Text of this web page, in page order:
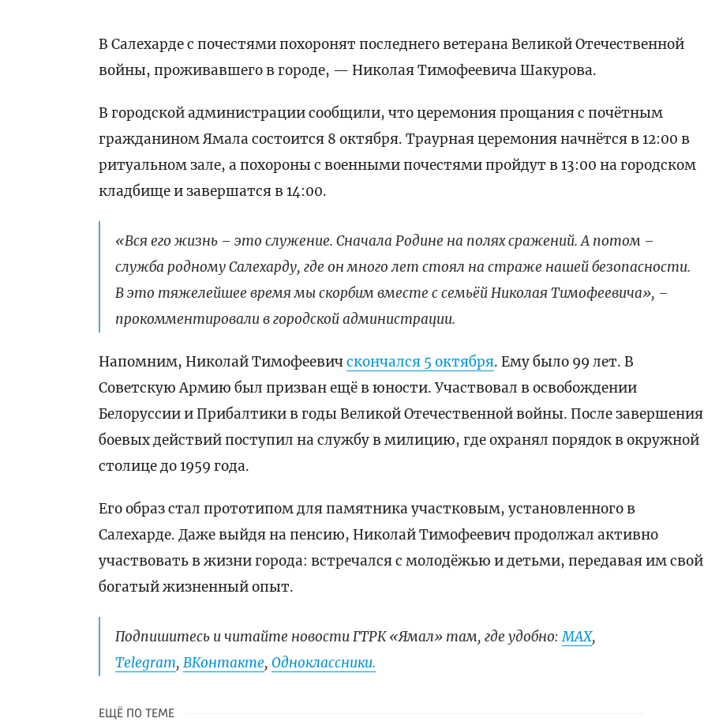
В Салехарде с почестями похоронят последнего ветерана Великой Отечественной
войны, проживавшего в городе, — Николая Тимофеевича Шакурова.
В городской администрации сообщили, что церемония прощания с почётным
гражданином Ямала состоится 8 октября. Траурная церемония начнётся в 12:00 в
ритуальном зале, а похороны с военными почестями пройдут в 13:00 на городском
кладбище и завершатся в 14:00.
«Вся его жизнь – это служение. Сначала Родине на полях сражений. А потом –
служба родному Салехарду, где он много лет стоял на страже нашей безопасности.
В это тяжелейшее время мы скорбим вместе с семьёй Николая Тимофеевича», –
прокомментировали в городской администрации.
Напомним, Николай Тимофеевичскончался 5 октября. Ему было 99 лет. В
Советскую Армию был призван ещё в юности. Участвовал в освобождении
Белоруссии и Прибалтики в годы Великой Отечественной войны. После завершения
боевых действий поступил на службу в милицию, где охранял порядок в окружной
столице до 1959 года.
Его образ стал прототипом для памятника участковым, установленного в
Салехарде. Даже выйдя на пенсию, Николай Тимофеевич продолжал активно
участвовать в жизни города: встречался с молодёжью и детьми, передавая им свой
богатый жизненный опыт.
Подпишитесь и читайте новости ГТРК «Ямал» там, где удобно:МАХ,
Telegram,ВКонтакте,Одноклассники.
ЕЩЁ ПО ТЕМЕ